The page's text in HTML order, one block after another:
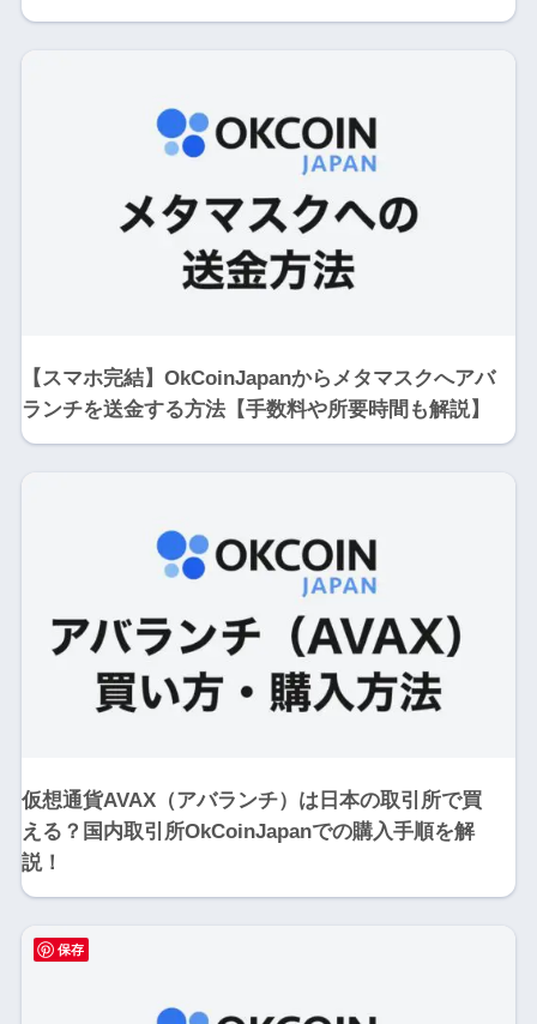
【スマホ完結】OkCoinJapanからメタマスクへアバ
ランチを送金する方法【手数料や所要時間も解説】
仮想通貨AVAX（アバランチ）は日本の取引所で買
える？国内取引所OkCoinJapanでの購入手順を解
説！
保存